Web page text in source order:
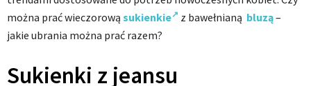
można prać wieczorową sukienkie z bawełnianą bluzą–
jakie ubrania można prać razem?
Sukienki z jeansu